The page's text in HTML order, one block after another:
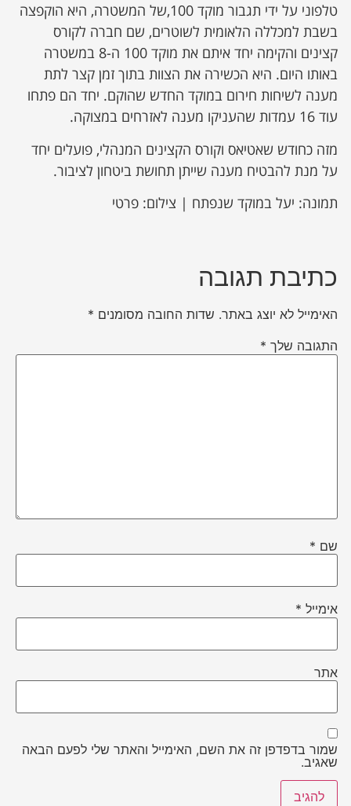
טלפוני על ידי תגבור מוקד 100,של המשטרה, היא הוקפצה
בשבת למכללה הלאומית לשוטרים, שם חברה לקורס
קצינים והקימה יחד איתם את מוקד 100 ה-8 במשטרה
באותו היום. היא הכשירה את הצוות בתוך זמן קצר לתת
מענה לשיחות חירום במוקד החדש שהוקם. יחד הם פתחו
עוד 16 עמדות שהעניקו מענה לאזרחים במצוקה.
מזה כחודש שאטיאס וקורס הקצינים המנהלי, פועלים יחד
על מנת להבטיח מענה שייתן תחושת ביטחון לציבור.
תמונה: יעל במוקד שנפתח | צילום: פרטי
כתיבת תגובה
האימייל לא יוצג באתר. שדות החובה מסומנים *
התגובה שלך *
שם *
אימייל *
אתר
שמור בדפדפן זה את השם, האימייל והאתר שלי לפעם הבאה
שאגיב.